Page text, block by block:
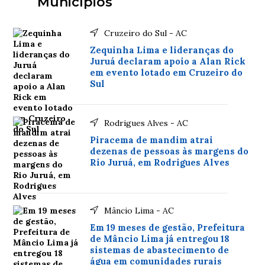
Cruzeiro do Sul - AC
Zequinha Lima e lideranças do
Juruá declaram apoio a Alan Rick
em evento lotado em Cruzeiro do
Sul
Rodrigues Alves - AC
Piracema de mandim atrai
dezenas de pessoas às margens do
Rio Juruá, em Rodrigues Alves
Mâncio Lima - AC
Em 19 meses de gestão, Prefeitura
de Mâncio Lima já entregou 18
sistemas de abastecimento de
água em comunidades rurais